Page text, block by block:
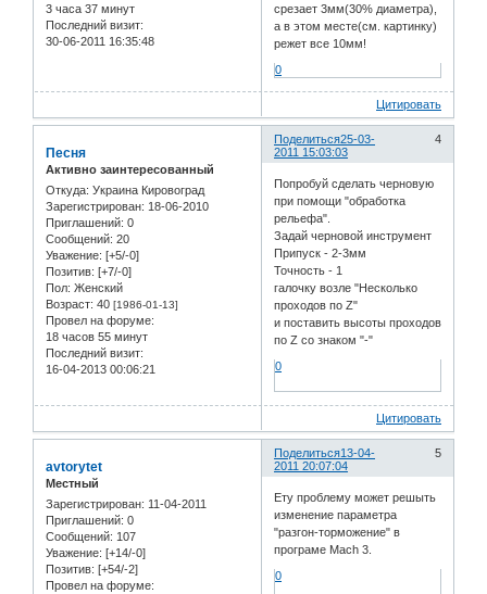
3 часа 37 минут
Последний визит:
30-06-2011 16:35:48
срезает 3мм(30% диаметра),
а в этом месте(см. картинку)
режет все 10мм!
0
Цитировать
Поделиться 4
25-03-
2011 15:03:03
Песня
Активно заинтересованный
Откуда: Украина Кировоград
Зарегистрирован: 18-06-2010
Приглашений: 0
Сообщений: 20
Уважение: [+5/-0]
Позитив: [+7/-0]
Пол: Женский
Возраст: 40 [1986-01-13]
Провел на форуме:
18 часов 55 минут
Последний визит:
16-04-2013 00:06:21
Попробуй сделать черновую
при помощи "обработка
рельефа".
Задай черновой инструмент
Припуск - 2-3мм
Точность - 1
галочку возле "Несколько
проходов по Z"
и поставить высоты проходов
по Z со знаком "-"
0
Цитировать
Поделиться 5
13-04-
2011 20:07:04
avtorytet
Местный
Зарегистрирован: 11-04-2011
Приглашений: 0
Сообщений: 107
Уважение: [+14/-0]
Позитив: [+54/-2]
Провел на форуме:
Ету проблему может решыть
изменение параметра
"разгон-торможение" в
програме Mach 3.
0